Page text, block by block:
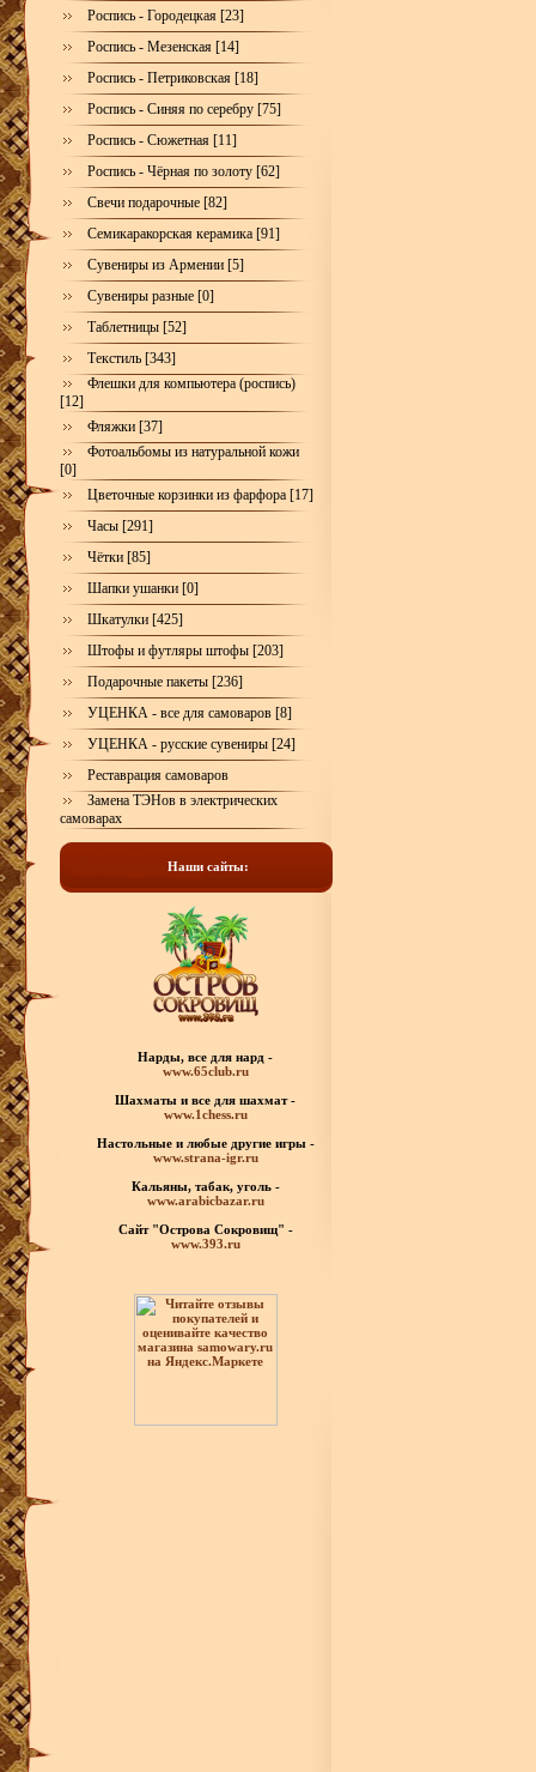
Роспись - Городецкая [23]
Роспись - Мезенская [14]
Роспись - Петриковская [18]
Роспись - Синяя по серебру [75]
Роспись - Сюжетная [11]
Роспись - Чёрная по золоту [62]
Свечи подарочные [82]
Семикаракорская керамика [91]
Сувениры из Армении [5]
Сувениры разные [0]
Таблетницы [52]
Текстиль [343]
Флешки для компьютера (роспись)
[12]
Фляжки [37]
Фотоальбомы из натуральной кожи
[0]
Цветочные корзинки из фарфора [17]
Часы [291]
Чётки [85]
Шапки ушанки [0]
Шкатулки [425]
Штофы и футляры штофы [203]
Подарочные пакеты [236]
УЦЕНКА - все для самоваров [8]
УЦЕНКА - русские сувениры [24]
Реставрация самоваров
Замена ТЭНов в электрических
самоварах
Наши сайты:
Нарды, все для нард -
www.65club.ru
Шахматы и все для шахмат -
www.1chess.ru
Настольные и любые другие игры -
www.strana-igr.ru
Кальяны, табак, уголь -
www.arabicbazar.ru
Сайт "Острова Сокровищ" -
www.393.ru